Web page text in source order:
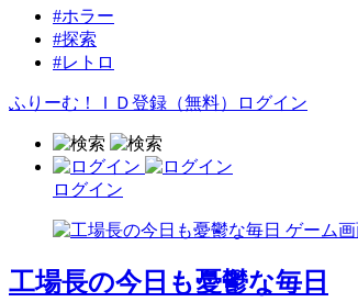
#ホラー
#探索
#レトロ
ふりーむ！ＩＤ登録（無料） ログイン
ログイン
工場長の今日も憂鬱な毎日